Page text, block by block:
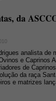
da
analista de
e Caprinos
de
da raça
e matrizes